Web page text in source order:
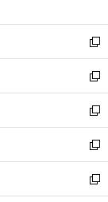
開
く
ウ
で
開
く
ン
ド
ウ
で
開
く
新
し
い
ウ
ィ
ン
ド
ウ
で
開
新
し
い
ウ
ィ
ン
ド
ウ
新
し
い
ウ
ィ
ン
新
し
い
ウ
新
し